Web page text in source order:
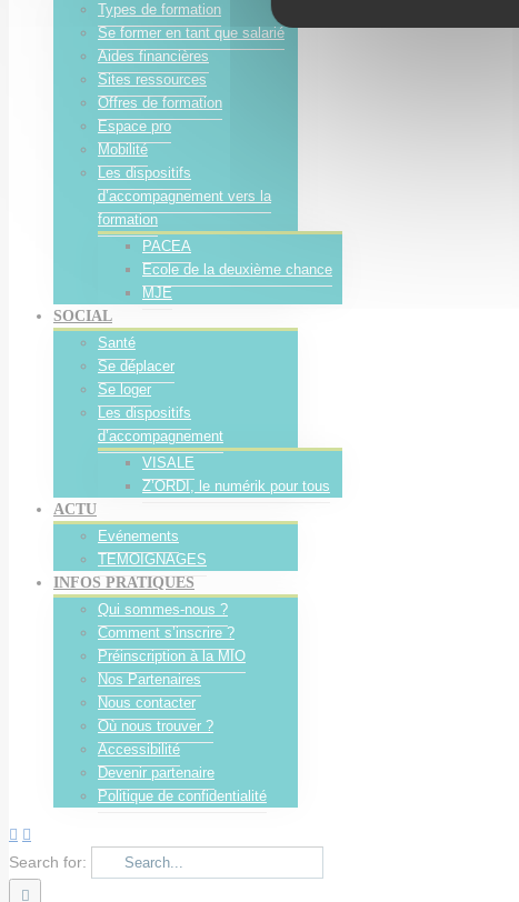
Types de formation
Se former en tant que salarié
Aides financières
Sites ressources
Offres de formation
Espace pro
Mobilité
Les dispositifs
d’accompagnement vers la
formation
PACEA
Ecole de la deuxième chance
MJE
SOCIAL
Santé
Se déplacer
Se loger
Les dispositifs
d’accompagnement
VISALE
Z’ORDI, le numérik pour tous
ACTU
Evénements
TEMOIGNAGES
INFOS PRATIQUES
Qui sommes-nous ?
Comment s’inscrire ?
Préinscription à la MIO
Nos Partenaires
Nous contacter
Où nous trouver ?
Accessibilité
Devenir partenaire
Politique de confidentialité
Search for: